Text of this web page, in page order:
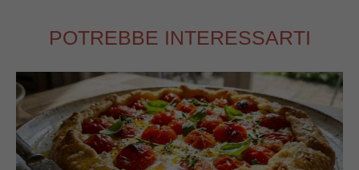
POTREBBE INTERESSARTI